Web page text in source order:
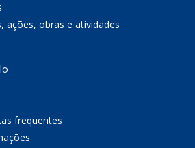
ações, obras e atividades
frequentes